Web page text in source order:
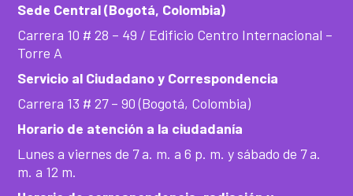
Sede Central (Bogotá, Colombia)
Carrera 10 # 28 – 49 / Edificio Centro Internacional –
Torre A
Servicio al Ciudadano y Correspondencia
Carrera 13 # 27 – 90 (Bogotá, Colombia)
Horario de atención a la ciudadanía
Lunes a viernes de 7 a. m. a 6 p. m. y sábado de 7 a.
m. a 12 m.